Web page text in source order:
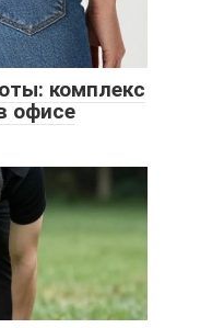
комплекс
офисе